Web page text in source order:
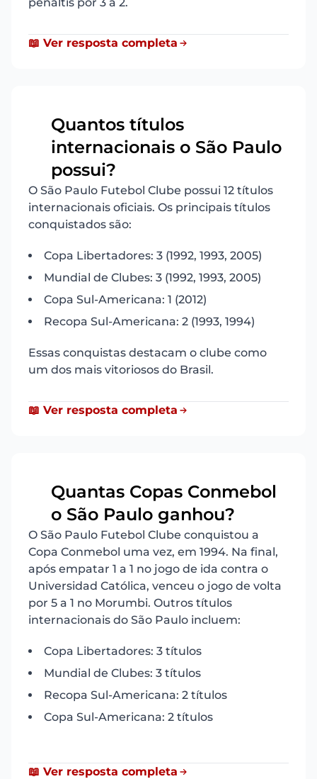
📖 Ver resposta completa
Quantos títulos
internacionais o São Paulo
possui?
O São Paulo Futebol Clube possui 12 títulos
internacionais oficiais. Os principais títulos
conquistados são:
Copa Libertadores: 3 (1992, 1993, 2005)
Mundial de Clubes: 3 (1992, 1993, 2005)
Copa Sul-Americana: 1 (2012)
Recopa Sul-Americana: 2 (1993, 1994)
Essas conquistas destacam o clube como
um dos mais vitoriosos do Brasil.
📖 Ver resposta completa
Quantas Copas Conmebol
o São Paulo ganhou?
O São Paulo Futebol Clube conquistou a
Copa Conmebol uma vez, em 1994. Na final,
após empatar 1 a 1 no jogo de ida contra o
Universidad Católica, venceu o jogo de volta
por 5 a 1 no Morumbi. Outros títulos
internacionais do São Paulo incluem:
Copa Libertadores: 3 títulos
Mundial de Clubes: 3 títulos
Recopa Sul-Americana: 2 títulos
Copa Sul-Americana: 2 títulos
📖 Ver resposta completa